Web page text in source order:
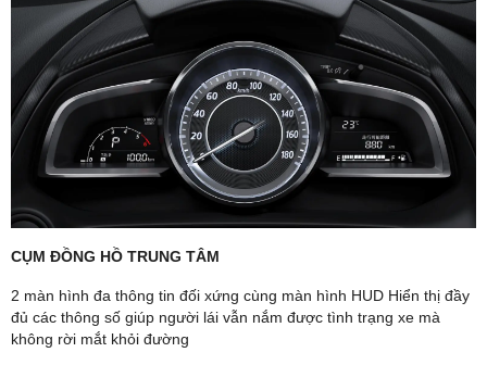
CỤM ĐỒNG HỒ TRUNG TÂM
2 màn hình đa thông tin đối xứng cùng màn hình HUD Hiển thị đầy
đủ các thông số giúp người lái vẫn nắm được tình trạng xe mà
không rời mắt khỏi đường